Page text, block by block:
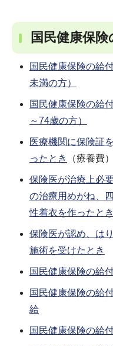
国民健康保
国民健康保険の給
未満の方）
国民健康保険の給
～74歳の方）
医療機関に保険証
ったとき
（療養費）
保険医が治療上必
の治療用めがね、
性着衣を作ったとき
保険医が認め、は
施術を受けたとき
国民健康保険の給
国民健康保険の給
給
国民健康保険の給